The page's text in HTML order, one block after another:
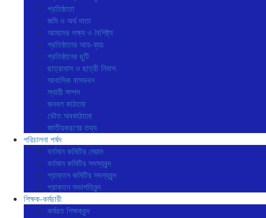
প্রতিষ্ঠাতা
জমি ও অর্থ দাতা
আমাদের লক্ষ্য ও বৈশিষ্ট্য
প্রতিষ্ঠানের আয়-ব্যয়
প্রতিষ্ঠানের ছুটি
ছাত্রাবাস ও ছাত্রী নিবাস
আবাসিক বাসভবন
স্থায়ী সম্পদ
জনবল কাঠামো
ভৌত অবকাঠামো
জাতীয়করণের তথ্য
পরিচালনা পর্ষদ
বর্তমান কমিটির মেয়াদ
বর্তমান কমিটির সদস্যবৃন্দ
প্রাক্তন কমিটির সদস্যবৃন্দ
প্রাক্তন সভাপতিবৃন্দ
শিক্ষক-কর্মচারী
কর্মরত শিক্ষকবৃন্দ